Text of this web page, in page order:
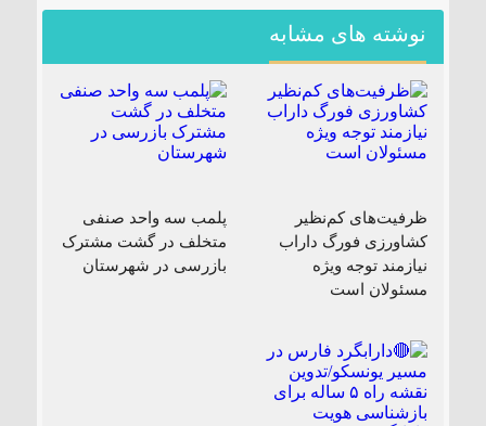
نوشته های مشابه
ظرفیت‌های کم‌نظیر
کشاورزی فورگ داراب
نیازمند توجه ویژه
مسئولان است
پلمب سه واحد صنفی
متخلف در گشت مشترک
بازرسی در شهرستان